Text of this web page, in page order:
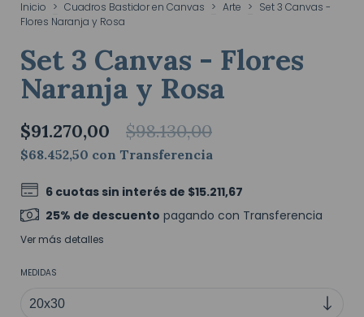
Inicio > Cuadros Bastidor en Canvas > Arte > Set 3 Canvas -
Flores Naranja y Rosa
Set 3 Canvas - Flores
Naranja y Rosa
$91.270,00 $98.130,00
$68.452,50 con Transferencia
6 cuotas sin interés de $15.211,67
25% de descuento pagando con Transferencia
Ver más detalles
MEDIDAS